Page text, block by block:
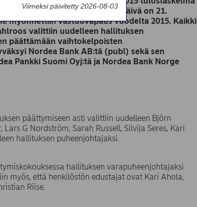
Osingon täsmäytyspäivä on 21.
myönnettiin vastuuvapaus vuodelta 2015. Kaikki
valittiin uudelleen hallituksen
päättämään vaihtokelpoisten
Nordea Bank AB:tä (publ) sekä sen
Pankki Suomi Oyj:tä ja Nordea Bank Norge
päättymiseen asti valittiin uudelleen Björn
G Nordström, Sarah Russell, Silvija Seres, Kari
hallituksen puheenjohtajaksi.
hallituksen varapuheenjohtajaksi
myös, että henkilöstön edustajat ovat Kari Ahola,
Riise.
Viimeksi päivitetty 2026-08-03